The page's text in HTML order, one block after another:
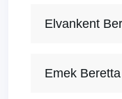
Elvankent
Emek